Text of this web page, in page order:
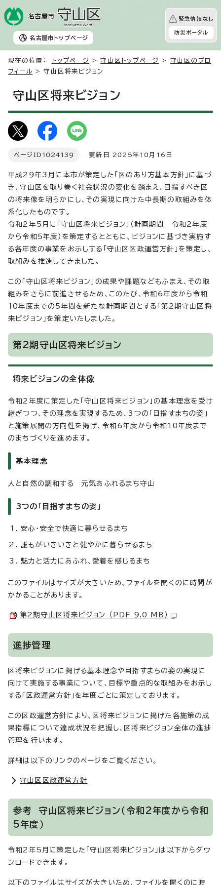
名古屋市 トップページ
緊急情報なし
防災ポータル
現在の位置： トップページ >守山区トップページ > 守山区のプロ
フィール > 守山区将来ビジョン
守山区将来ビジョン
ページID 1024139 更新日 2025年10月16日
平成29年3月に本市が策定した「区のあり方基本方針」に基づ
き、守山区を取り巻く社会状況の変化を踏まえ、目指すべき区
の将来像を明らかにし、その実現に向けた中長期の取組みを体
系化したものです。
令和2年5月に「守山区将来ビジョン」（計画期間 令和2年度
から令和5年度）を策定するとともに、ビジョンに基づき実施す
る各年度の事業をお示しする「守山区区政運営方針」を策定し、
取組みを推進してきました。
この「守山区将来ビジョン」の成果や課題などもふまえ、その取
組みをさらに前進させるため、このたび、令和6年度から令和
10年度までの5年間を新たな計画期間とする「第2期守山区将
来ビジョン」を策定いたしました。
第2期守山区将来ビジョン
将来ビジョンの全体像
令和2年度に策定した「守山区将来ビジョン」の基本理念を受け
継ぎつつ、その理念を実現するため、3つの「目指すまちの姿」
と施策展開の方向性を掲げ、令和6年度から令和10年度まで
のまちづくりを進めます。
基本理念
人と自然の調和する 元気あふれるまち守山
3つの「目指すまちの姿」
安心・安全で快適に暮らせるまち
誰もがいきいきと健やかに暮らせるまち
魅力と活力にあふれ、愛着を感じるまち
このファイルはサイズが大きいため、ファイルを開くのに時間が
かかることがあります。
第2期守山区将来ビジョン （PDF 9.0 MB）
進捗管理
区将来ビジョンに掲げる基本理念や目指すまちの姿の実現に
向けて実施する事業について、目標や重点的な取組みをお示し
する「区政運営方針」を年度ごとに策定しております。
この区政運営方針により、区将来ビジョンに掲げた各施策の成
果指標について達成状況を把握し、区将来ビジョン全体の進捗
管理を行います。
詳細は以下のリンクのページをご覧ください。
守山区区政運営方針
参考 守山区将来ビジョン（令和2年度から令和
5年度）
令和2年5月に策定した「守山区将来ビジョン」は以下からダウ
ンロードできます。
以下のファイルはサイズが大きいため、ファイルを開くのに時